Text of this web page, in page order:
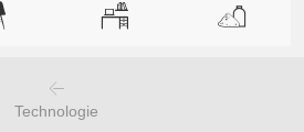
Technologie